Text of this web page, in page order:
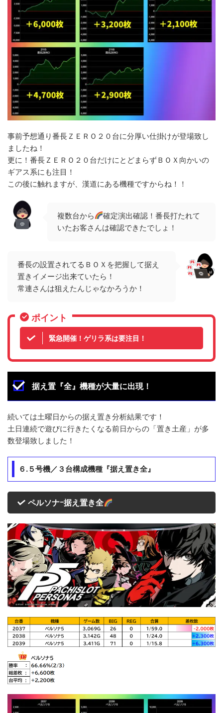
事前予想通り番長ＺＥＲＯ２０台に分厚い仕掛けが登場致し
ましたね！
更に！番長ＺＥＲＯ２０台だけにとどまらずＢＯＸ向かいの
ギアス系にも注目！
この後に触れますが、漢道にある機種ですからね！！
複数台から
確定演出確認！番長打たれて
いたお客さんは確認できたでしょ！
番長の設置されてるＢＯＸを把握して据え
置きイメージ出来ていたら！
常連さんは狙えたんじゃなかろうか！
ポイント
緊急開催！ゲリラ系は要注目！
据え置『全』機種が大量に出現！
続いては土曜日からの据え置き分析結果です！
土日連続で遊びに行きたくなる前日からの「置き土産」が多
数登場致しました！
６.５号機／３台構成機種『据え置き全』
ペルソナｰ据え置き全